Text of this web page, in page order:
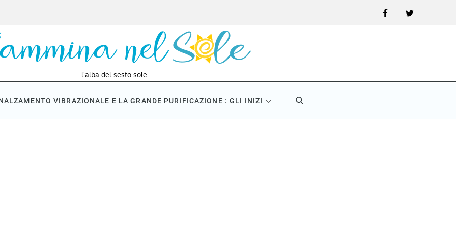
FacebookTwitter
l'alba del sesto sole
VIBRAZIONALE E LA GRANDE PURIFICAZIONE : GLI INIZI